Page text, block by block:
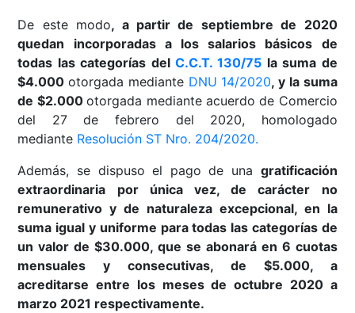
De este modo, a partir de septiembre de 2020
quedan incorporadas a los salarios básicos de
todas las categorías del C.C.T. 130/75 la suma de
$4.000otorgada mediante DNU 14/2020, y la suma
de $2.000otorgada mediante acuerdo de Comercio
del 27 de febrero del 2020, homologado
mediante Resolución ST Nro. 204/2020.
Además, se dispuso el pago de una gratificación
extraordinaria por única vez, de carácter no
remunerativo y de naturaleza excepcional, en la
suma igual y uniforme para todas las categorías de
un valor de $30.000, que se abonará en 6 cuotas
mensuales y consecutivas, de $5.000, a
acreditarse entre los meses de octubre 2020 a
marzo 2021 respectivamente.